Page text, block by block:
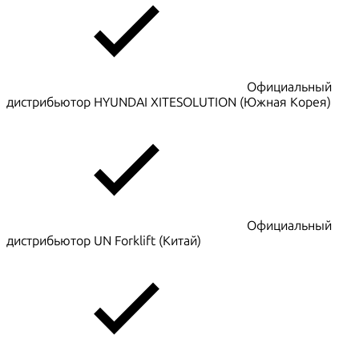
Официальный
дистрибьютор HYUNDAI XITESOLUTION (Южная Корея)
Официальный
дистрибьютор UN Forklift (Китай)